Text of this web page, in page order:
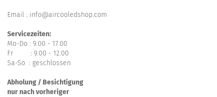
Email : info@aircooledshop.com
Servicezeiten:
Mo-Do : 9.00 - 17.00
Fr : 9.00 - 12.00
Sa-So : geschlossen
Abholung / Besichtigung
nur nach vorheriger